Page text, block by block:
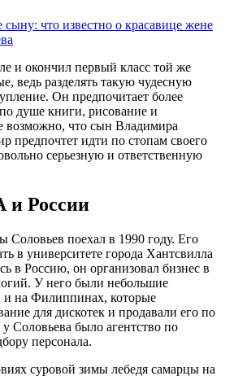
что известно о красавице жене
и окончил первый класс той же
ведь разделять такую чудесную
Он предпочитает более
душе книги, рисование и
возможно, что сын Владимира
предпочтет идти по стопам своего
серьезную и ответственную
России
поехал в 1990 году. Его
в университете города Хантсвилла
в Россию, он организовал бизнес в
У него были небольшие
и на Филиппинах, которые
для дискотек и продавали его по
Соловьева было агентство по
персонала.
суровой зимы лебедя самарцы на